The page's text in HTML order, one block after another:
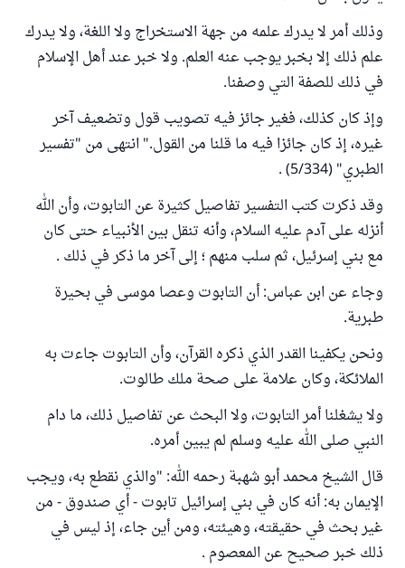
وذلك أمر لا يدرك علمه من جهة الاستخراج ولا اللغة، ولا يدرك
علم ذلك إلا بخبر يوجب عنه العلم. ولا خبر عند أهل الإسلام
في ذلك للصفة التي وصفنا.
وإذ كان كذلك، فغير جائز فيه تصويب قول وتضعيف آخر
غيره، إذ كان جائزا فيه ما قلنا من القول." انتهى من "تفسير
الطبري" (5/334) .
وقد ذكرت كتب التفسير تفاصيل كثيرة عن التابوت، وأن الله
أنزله على آدم عليه السلام، وأنه تنقل بين الأنبياء حتى كان
مع بني إسرئيل، ثم سلب منهم ؛ إلى آخر ما ذكر في ذلك .
وجاء عن ابن عباس: أن التابوت وعصا موسى في بحيرة
طبرية.
ونحن يكفينا القدر الذي ذكره القرآن، وأن التابوت جاءت به
الملائكة، وكان علامة على صحة ملك طالوت.
ولا يشغلنا أمر التابوت، ولا البحث عن تفاصيل ذلك، ما دام
النبي صلى الله عليه وسلم لم يبين أمره.
قال الشيخ محمد أبو شهبة رحمه الله: "والذي نقطع به، ويجب
الإيمان به: أنه كان في بني إسرائيل تابوت - أي صندوق - من
غير بحث في حقيقته، وهيئته، ومن أين جاء، إذ ليس في
ذلك خبر صحيح عن المعصوم .